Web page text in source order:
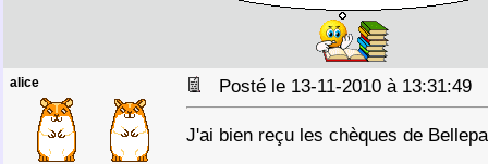
alice Posté le 13-11-2010 à 13:31:49
J'ai bien reçu les chèques de